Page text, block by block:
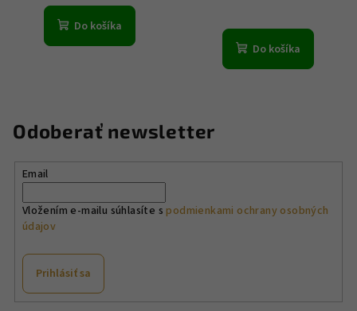
Do košíka
Do košíka
Odoberať newsletter
Email
Vložením e-mailu súhlasíte spodmienkami ochrany osobných
údajov
Prihlásiť sa